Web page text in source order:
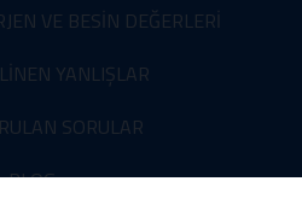
VE BESİN DEĞERLERİ
YANLIŞLAR
SORULAR
BLOG